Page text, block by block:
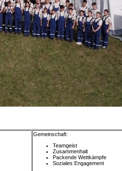
Gemeinschaft:
Teamgeist
Zusammenhalt
Packende Wettkämpfe
Soziales Engagement